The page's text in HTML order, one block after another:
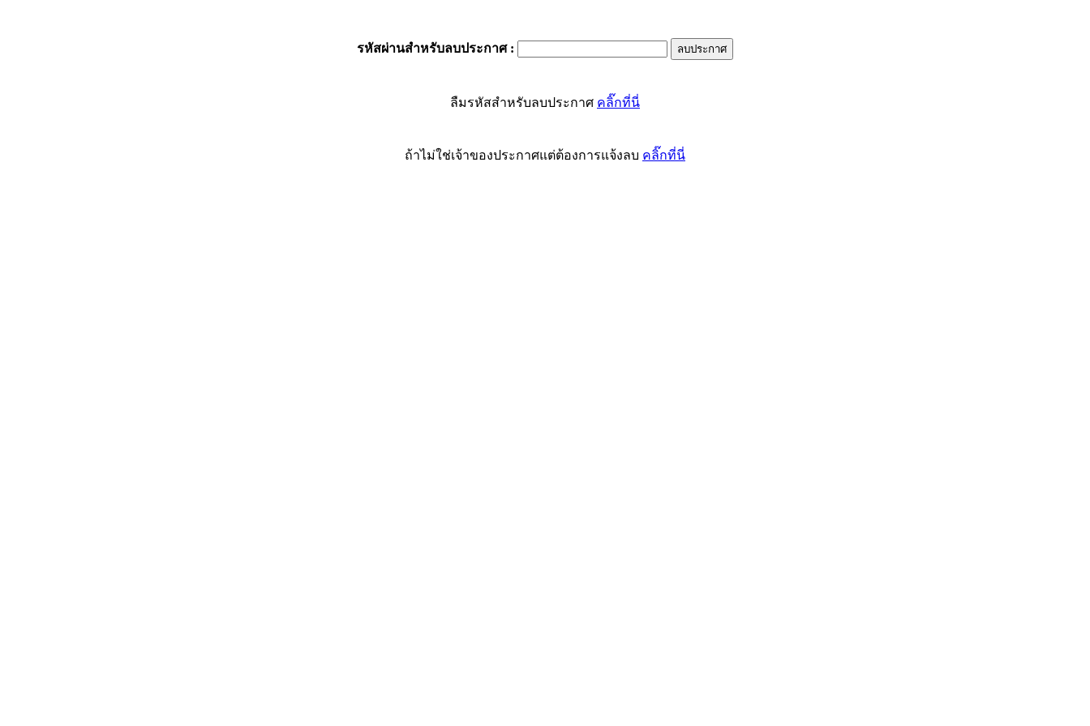
รหัสผ่านสำหรับลบประกาศ:
ลืมรหัสสำหรับลบประกาศ คลิ๊กที่นี่
ถ้าไม่ใช่เจ้าของประกาศแต่ต้องการแจ้งลบ คลิ๊กที่นี่